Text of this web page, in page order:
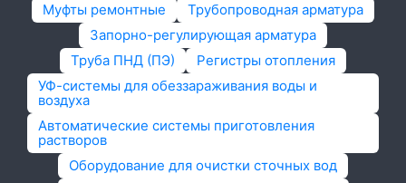
Муфты ремонтные
Трубопроводная арматура
Запорно-регулирующая арматура
Труба ПНД (ПЭ)
Регистры отопления
УФ-системы для обеззараживания воды и
воздуха
Автоматические системы приготовления
растворов
Оборудование для очистки сточных вод